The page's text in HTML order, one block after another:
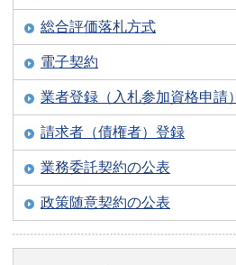
総合評価落札方式
電子契約
業者登録（入札参加資格申請）
請求者（債権者）登録
業務委託契約の公表
政策随意契約の公表